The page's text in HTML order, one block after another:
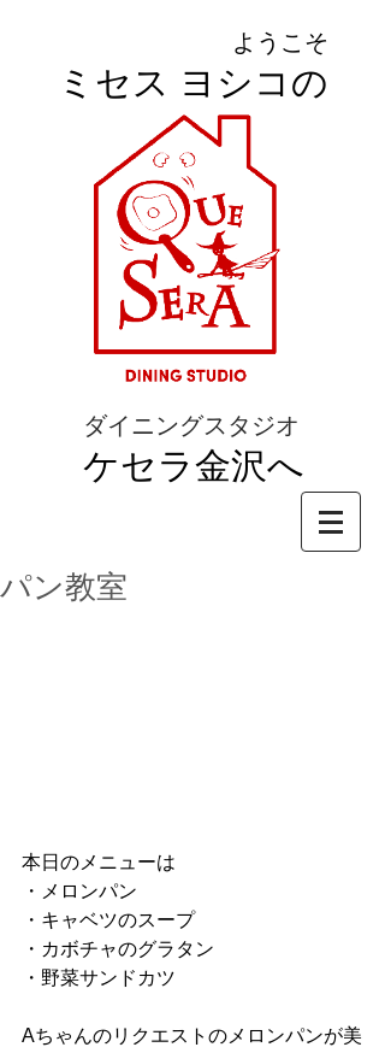
ようこそ
ミセス ヨシコの
ダイニングスタジオ
ケセラ金沢へ
パン教室
本日のメニューは
・メロンパン
・キャベツのスープ
・カボチャのグラタン
・野菜サンドカツ
Aちゃんのリクエストのメロンパンが美